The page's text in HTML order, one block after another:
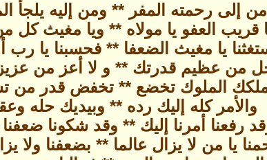
من إلى رحمته المفر ** ومن إليه يلجأ
قريب العفو يا مولاه ** ويا مغيث كل
يا مغيث الضعفا ** فحسبنا يا
من عظيم قدرتك ** و لا أعز من
الملوك تخضع ** تخفض قدر من
والأمر كله إليك رده ** وبيديك حله
رفعنا أمرنا إليك ** وقد شكونا
يا من لا يزال عالما ** بضعفنا ولا